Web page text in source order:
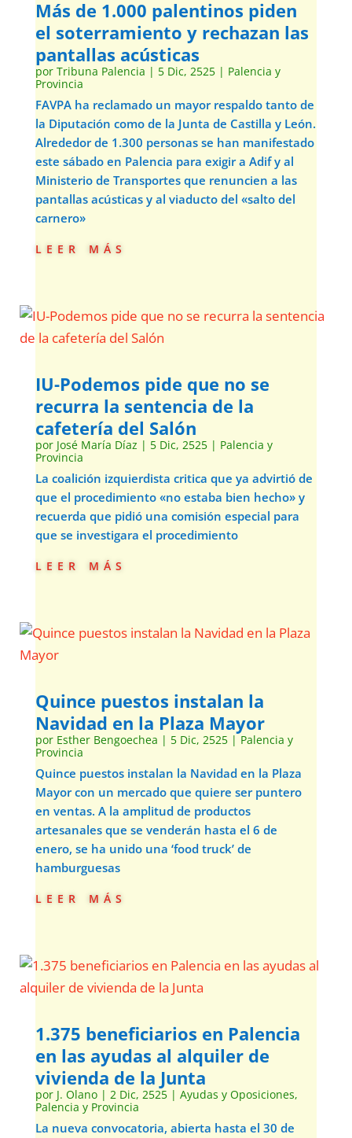
Más de 1.000 palentinos piden
el soterramiento y rechazan las
pantallas acústicas
por Tribuna Palencia | 5 Dic, 2525| Palencia y
Provincia
FAVPA ha reclamado un mayor respaldo tanto de
la Diputación como de la Junta de Castilla y León.
Alrededor de 1.300 personas se han manifestado
este sábado en Palencia para exigir a Adif y al
Ministerio de Transportes que renuncien a las
pantallas acústicas y al viaducto del «salto del
carnero»
leer más
IU-Podemos pide que no se
recurra la sentencia de la
cafetería del Salón
por José María Díaz | 5 Dic, 2525| Palencia y
Provincia
La coalición izquierdista critica que ya advirtió de
que el procedimiento «no estaba bien hecho» y
recuerda que pidió una comisión especial para
que se investigara el procedimiento
leer más
Quince puestos instalan la
Navidad en la Plaza Mayor
por Esther Bengoechea | 5 Dic, 2525| Palencia y
Provincia
Quince puestos instalan la Navidad en la Plaza
Mayor con un mercado que quiere ser puntero
en ventas. A la amplitud de productos
artesanales que se venderán hasta el 6 de
enero, se ha unido una ‘food truck’ de
hamburguesas
leer más
1.375 beneficiarios en Palencia
en las ayudas al alquiler de
vivienda de la Junta
por J. Olano| 2 Dic, 2525| Ayudas y Oposiciones,
Palencia y Provincia
La nueva convocatoria, abierta hasta el 30 de